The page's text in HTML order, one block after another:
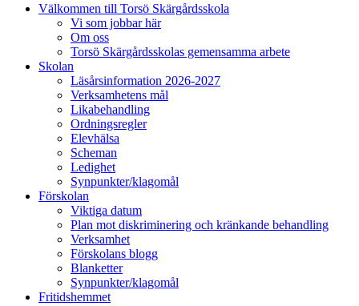
Välkommen till Torsö Skärgårdsskola
Vi som jobbar här
Om oss
Torsö Skärgårdsskolas gemensamma arbete
Skolan
Läsårsinformation 2026-2027
Verksamhetens mål
Likabehandling
Ordningsregler
Elevhälsa
Scheman
Ledighet
Synpunkter/klagomål
Förskolan
Viktiga datum
Plan mot diskriminering och kränkande behandling
Verksamhet
Förskolans blogg
Blanketter
Synpunkter/klagomål
Fritidshemmet